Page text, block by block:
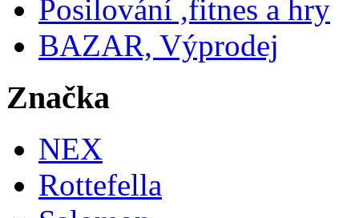
Posilování ,fitnes a hry
BAZAR, Výprodej
Značka
NEX
Rottefella